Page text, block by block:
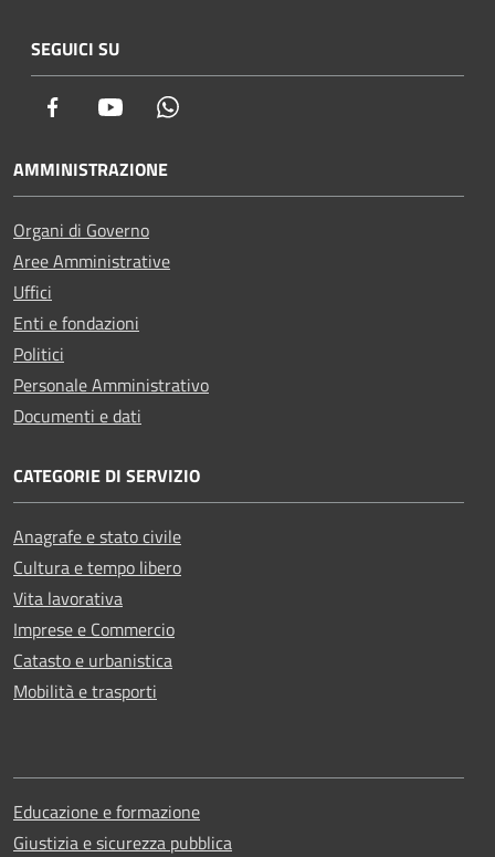
SEGUICI SU
Facebook Youtube
AMMINISTRAZIONE
Organi di Governo
Aree Amministrative
Uffici
Enti e fondazioni
Politici
Personale Amministrativo
Documenti e dati
CATEGORIE DI SERVIZIO
Anagrafe e stato civile
Cultura e tempo libero
Vita lavorativa
Imprese e Commercio
Catasto e urbanistica
Mobilità e trasporti
Educazione e formazione
Giustizia e sicurezza pubblica